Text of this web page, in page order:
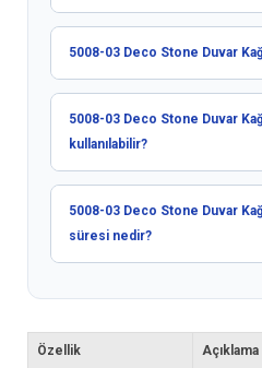
5008-03 Deco Stone Duvar
5008-03 Deco Stone Duvar
kullanılabilir?
5008-03 Deco Stone Duvar
süresi nedir?
Özellik Açıklama